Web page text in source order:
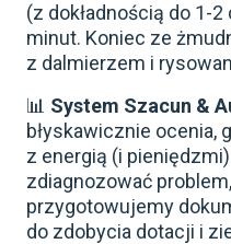
(z dokładnością do 1-
minut. Koniec ze
z dalmierzem i
📊 System Szacun &
błyskawicznie ocenia,
z energią (i
zdiagnozować
przygotowujemy
do zdobycia dotacji i